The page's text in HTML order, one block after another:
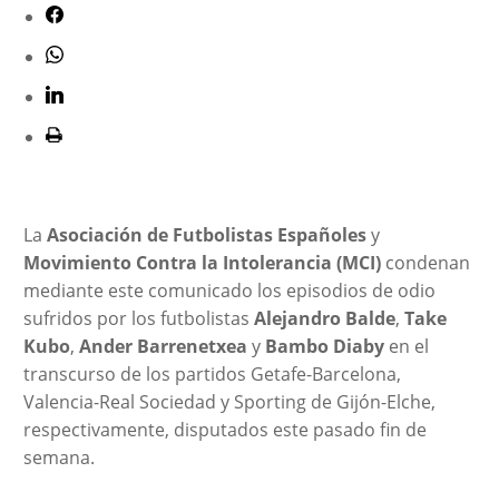
La Asociación de Futbolistas Españolesy
Movimiento Contra la Intolerancia (MCI) condenan
mediante este comunicado los episodios de odio
sufridos por los futbolistas Alejandro Balde, Take
Kubo, Ander Barrenetxea y Bambo Diabyen el
transcurso de los partidos Getafe-Barcelona,
Valencia-Real Sociedad y Sporting de Gijón-Elche,
respectivamente, disputados este pasado fin de
semana.